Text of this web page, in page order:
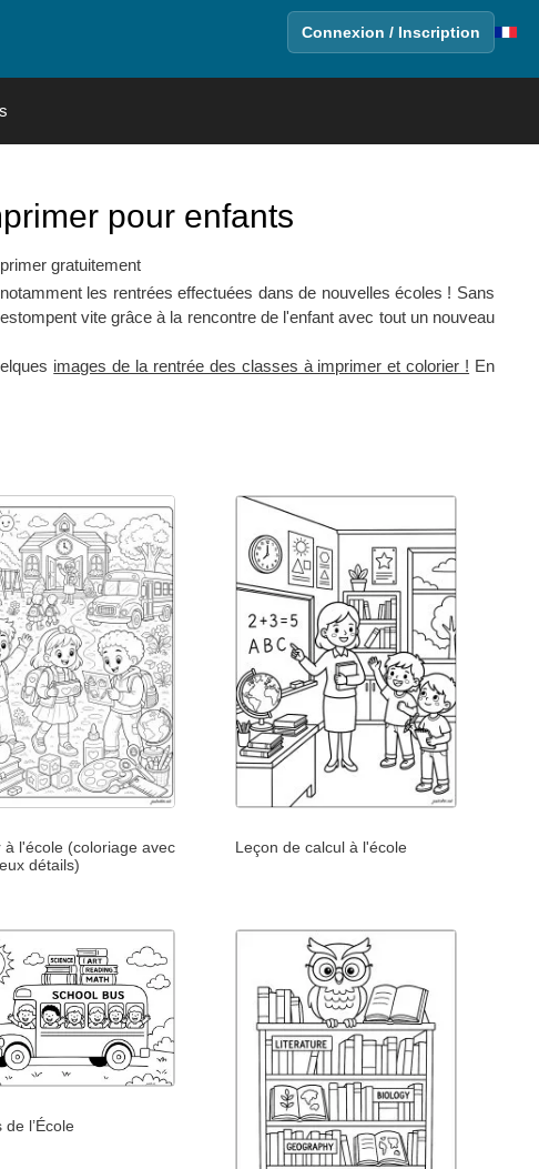
Connexion / Inscription
pour enfants
gratuitement
les rentrées effectuées dans de nouvelles écoles ! Sans
vite grâce à la rencontre de l'enfant avec tout un nouveau
images de la rentrée des classes à imprimer et colorier ! En
à l'école (coloriage avec
détails)
Leçon de calcul à l'école
de l’École